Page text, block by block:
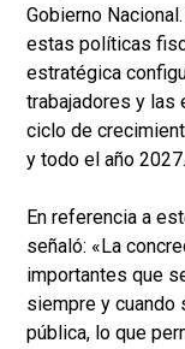
Gobierno
estas políticas
estratégica
trabajadores y las
ciclo de
y todo el año 2027.
En referencia a
señaló: «La
importantes que
siempre y cuando
pública, lo que